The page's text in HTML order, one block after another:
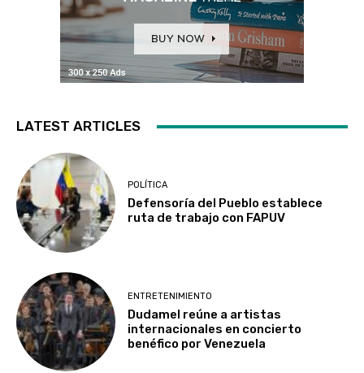
LATEST ARTICLES
POLÍTICA
Defensoría del Pueblo establece
ruta de trabajo con FAPUV
ENTRETENIMIENTO
Dudamel reúne a artistas
internacionales en concierto
benéfico por Venezuela